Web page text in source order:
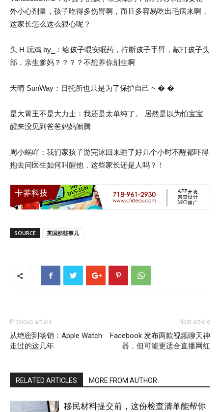
外小心剂量，孩子吃得多伤胃啊，而且多容易吃出毛病来啊，
这家长怎么这么狠心呢？
头 H 玩鸡 by_：给孩子喂安眠药，拧断孩子手臂，敲打孩子头
部，亲生爹妈？？？？不想养你别生啊
天晴 SunWay：日托所也只是为了保护自己 ~ � �
是大胃王不是大力士：我还是太单纯了。 居然是以为怕宝宝
醒来没见到爸爸妈妈闹腾
周小蜗吖：我们家孩子游完泳回来睡了好几个小时不醒都吓得
抱去问医生如何叫醒他，这些家长还是人吗？！
SOURCE 英国那些事儿
Previous article
从绝密到畅销：Apple Watch
走过的这几年
Next article
Facebook 发布两款视频聊天神
器，但可能更适合直播网红
RELATED ARTICLES MORE FROM AUTHOR
移民材料提交前，这份检查清单能帮你